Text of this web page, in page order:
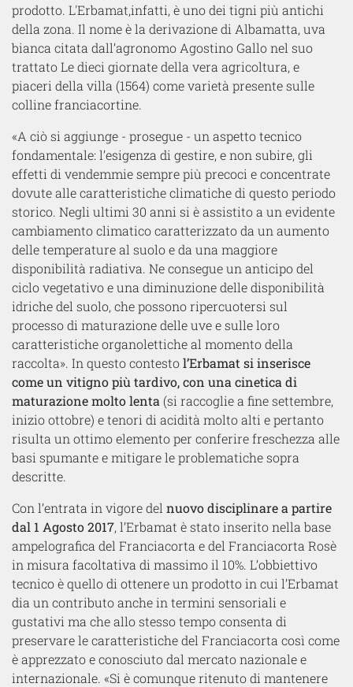
prodotto. L'Erbamat,infatti, è uno dei tigni più antichi
della zona. Il nome è la derivazione di Albamatta, uva
bianca citata dall’agronomo Agostino Gallo nel suo
trattato Le dieci giornate della vera agricoltura, e
piaceri della villa (1564) come varietà presente sulle
colline franciacortine.
«A ciò si aggiunge - prosegue - un aspetto tecnico
fondamentale: l’esigenza di gestire, e non subire, gli
effetti di vendemmie sempre più precoci e concentrate
dovute alle caratteristiche climatiche di questo periodo
storico. Negli ultimi 30 anni si è assistito a un evidente
cambiamento climatico caratterizzato da un aumento
delle temperature al suolo e da una maggiore
disponibilità radiativa. Ne consegue un anticipo del
ciclo vegetativo e una diminuzione delle disponibilità
idriche del suolo, che possono ripercuotersi sul
processo di maturazione delle uve e sulle loro
caratteristiche organolettiche al momento della
raccolta». In questo contestol’Erbamat si inserisce
come un vitigno più tardivo, con una cinetica di
maturazione molto lenta (si raccoglie a fine settembre,
inizio ottobre) e tenori di acidità molto alti e pertanto
risulta un ottimo elemento per conferire freschezza alle
basi spumante e mitigare le problematiche sopra
descritte.
Con l’entrata in vigore del nuovo disciplinare a partire
dal 1 Agosto 2017, l’Erbamat è stato inserito nella base
ampelografica del Franciacorta e del Franciacorta Rosè
in misura facoltativa di massimo il 10%. L’obbiettivo
tecnico è quello di ottenere un prodotto in cui l’Erbamat
dia un contributo anche in termini sensoriali e
gustativi ma che allo stesso tempo consenta di
preservare le caratteristiche del Franciacorta così come
è apprezzato e conosciuto dal mercato nazionale e
internazionale. «Si è comunque ritenuto di mantenere